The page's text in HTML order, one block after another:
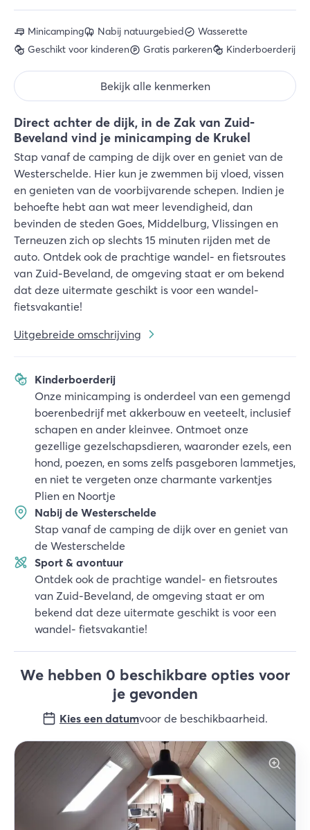
Direct achter de dijk, in de Zak van Zuid-
Beveland vind je minicamping de Krukel
Stap vanaf de camping de dijk over en geniet van de
Westerschelde. Hier kun je zwemmen bij vloed, vissen
en genieten van de voorbijvarende schepen. Indien je
behoefte hebt aan wat meer levendigheid, dan
bevinden de steden Goes, Middelburg, Vlissingen en
Terneuzen zich op slechts 15 minuten rijden met de
auto. Ontdek ook de prachtige wandel- en fietsroutes
van Zuid-Beveland, de omgeving staat er om bekend
dat deze uitermate geschikt is voor een wandel-
fietsvakantie!
Uitgebreide omschrijving
Kinderboerderij
Onze minicamping is onderdeel van een gemengd
boerenbedrijf met akkerbouw en veeteelt, inclusief
schapen en ander kleinvee. Ontmoet onze
gezellige gezelschapsdieren, waaronder ezels, een
hond, poezen, en soms zelfs pasgeboren lammetjes,
en niet te vergeten onze charmante varkentjes
Plien en Noortje
Nabij de Westerschelde
Stap vanaf de camping de dijk over en geniet van
de Westerschelde
Sport & avontuur
Ontdek ook de prachtige wandel- en fietsroutes
van Zuid-Beveland, de omgeving staat er om
bekend dat deze uitermate geschikt is voor een
wandel- fietsvakantie!
Minicamping Nabij natuurgebied
Wasserette
Geschikt voor kinderen
Gratis parkeren Kinderboerderij
Bekijk alle kenmerken
We hebben 0 beschikbare opties voor
je gevonden
Kies een datumvoor de beschikbaarheid.